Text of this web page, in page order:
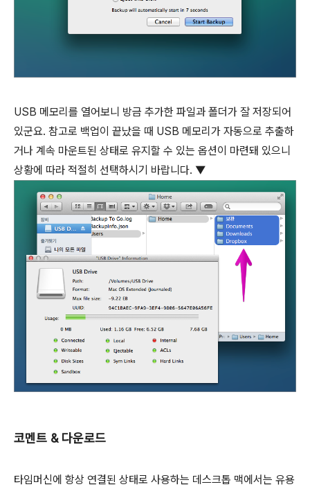
USB 메모리를 열어보니 방금 추가한 파일과 폴더가 잘 저장되어
있군요. 참고로 백업이 끝났을 때 USB 메모리가 자동으로 추출하
거나 계속 마운트된 상태로 유지할 수 있는 옵션이 마련돼 있으니
상황에 따라 적절히 선택하시기 바랍니다. ▼
코멘트 & 다운로드
타임머신에 항상 연결된 상태로 사용하는 데스크톱 맥에서는 유용